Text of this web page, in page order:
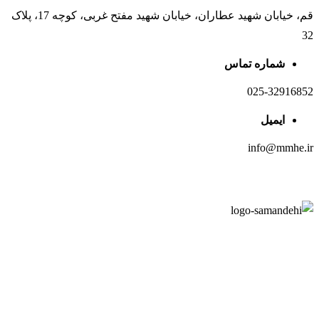
قم، خیابان شهید عطاران، خیابان شهید مفتح غربی، کوچه 17، پلاک
32
شماره تماس
025-32916852
ایمیل
info@mmhe.ir